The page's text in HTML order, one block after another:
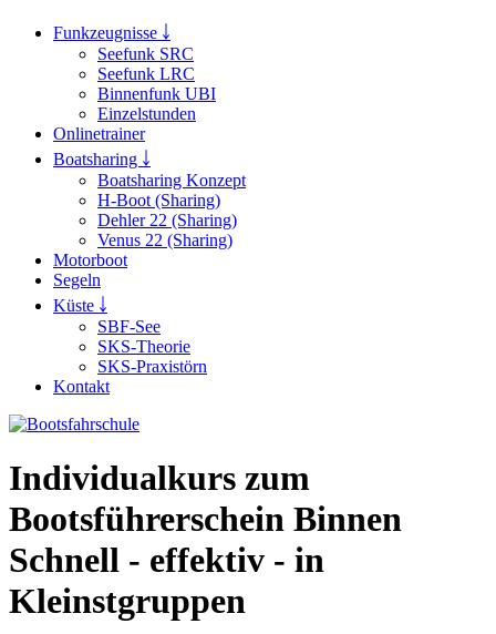
Funkzeugnisse ￬
Seefunk SRC
Seefunk LRC
Binnenfunk UBI
Einzelstunden
Onlinetrainer
Boatsharing ￬
Boatsharing Konzept
H-Boot (Sharing)
Dehler 22 (Sharing)
Venus 22 (Sharing)
Motorboot
Segeln
Küste ￬
SBF-See
SKS-Theorie
SKS-Praxistörn
Kontakt
Individualkurs zum
Bootsführerschein Binnen
Schnell - effektiv - in
Kleinstgruppen